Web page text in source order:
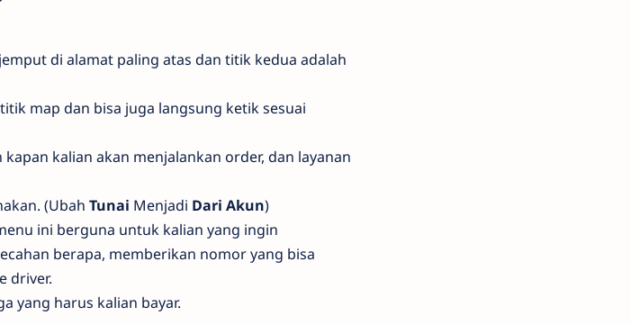
di alamat paling atas dan titik kedua adalah
map dan bisa juga langsung ketik sesuai
kalian akan menjalankan order, dan layanan
(Ubah Tunai Menjadi Dari Akun)
ini berguna untuk kalian yang ingin
berapa, memberikan nomor yang bisa
driver.
yang harus kalian bayar.